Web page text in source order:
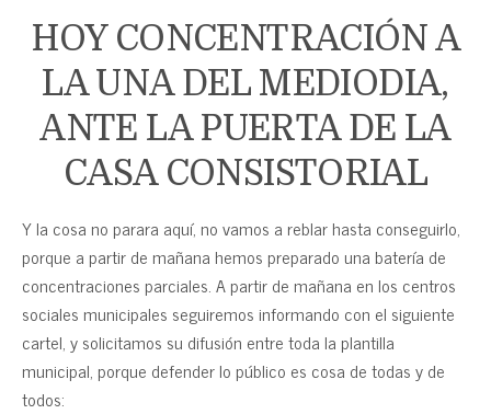
HOY CONCENTRACIÓN A
LA UNA DEL MEDIODIA,
ANTE LA PUERTA DE LA
CASA CONSISTORIAL
Y la cosa no parara aquí, no vamos a reblar hasta conseguirlo,
porque a partir de mañana hemos preparado una batería de
concentraciones parciales. A partir de mañana en los centros
sociales municipales seguiremos informando con el siguiente
cartel, y solicitamos su difusión entre toda la plantilla
municipal, porque defender lo público es cosa de todas y de
todos: